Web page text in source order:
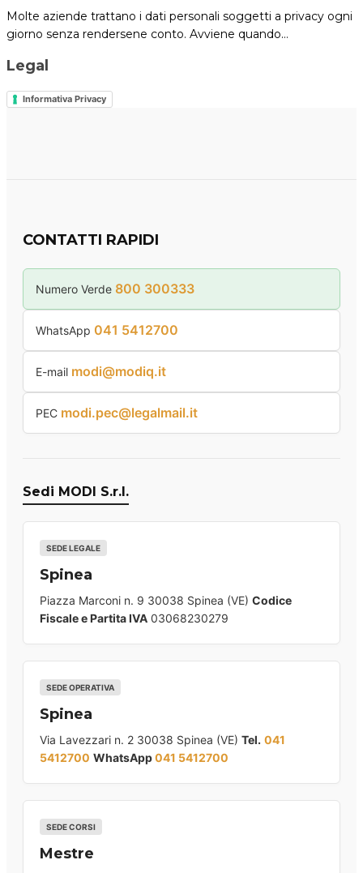
Molte aziende trattano i dati personali soggetti a privacy ogni
giorno senza rendersene conto. Avviene quando…
Legal
Informativa Privacy
CONTATTI RAPIDI
Numero Verde 800 300333
WhatsApp 041 5412700
E-mail modi@modiq.it
PEC modi.pec@legalmail.it
Sedi MODI S.r.l.
SEDE LEGALE
Spinea
Piazza Marconi n. 9 30038 Spinea (VE) Codice
Fiscale e Partita IVA 03068230279
SEDE OPERATIVA
Spinea
Via Lavezzari n. 2 30038 Spinea (VE) Tel. 041
5412700 WhatsApp041 5412700
SEDE CORSI
Mestre